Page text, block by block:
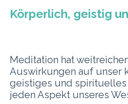
Körperlich, geistig
Meditation hat
Auswirkungen auf unser
geistiges und spirituelles
jeden Aspekt unseres